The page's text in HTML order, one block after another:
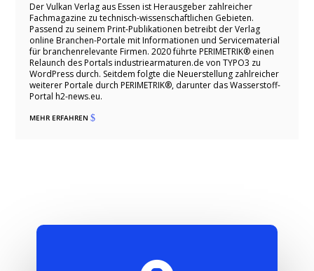
Der Vulkan Verlag aus Essen ist Herausgeber zahlreicher
Fachmagazine zu technisch-wissenschaftlichen Gebieten.
Passend zu seinem Print-Publikationen betreibt der Verlag
online Branchen-Portale mit Informationen und Servicematerial
für branchenrelevante Firmen. 2020 führte PERIMETRIK® einen
Relaunch des Portals industriearmaturen.de von TYPO3 zu
WordPress durch. Seitdem folgte die Neuerstellung zahlreicher
weiterer Portale durch PERIMETRIK®, darunter das Wasserstoff-
Portal h2-news.eu.
MEHR ERFAHREN$